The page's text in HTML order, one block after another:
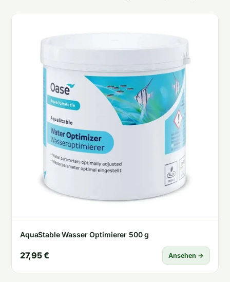
AquaStable Wasser Optimierer 500 g
27,95 € Ansehen →